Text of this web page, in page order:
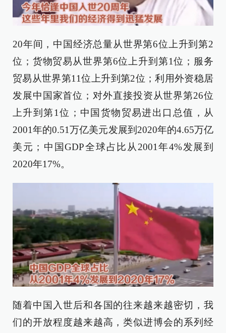
20年间，中国经济总量从世界第6位上升到第2
位；货物贸易从世界第6位上升到第1位；服务
贸易从世界第11位上升到第2位；利用外资稳居
发展中国家首位；对外直接投资从世界第26位
上升到第1位；中国货物贸易进出口总值，从
2001年的0.51万亿美元发展到2020年的4.65万亿
美元；中国GDP全球占比从2001年4%发展到
2020年17%。
随着中国入世后和各国的往来越来越密切，我
们的开放程度越来越高，类似进博会的系列经